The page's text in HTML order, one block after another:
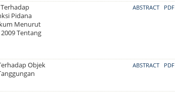
Pidana
Menurut
Tentang
ABSTRACT PDF
Objek
ABSTRACT PDF